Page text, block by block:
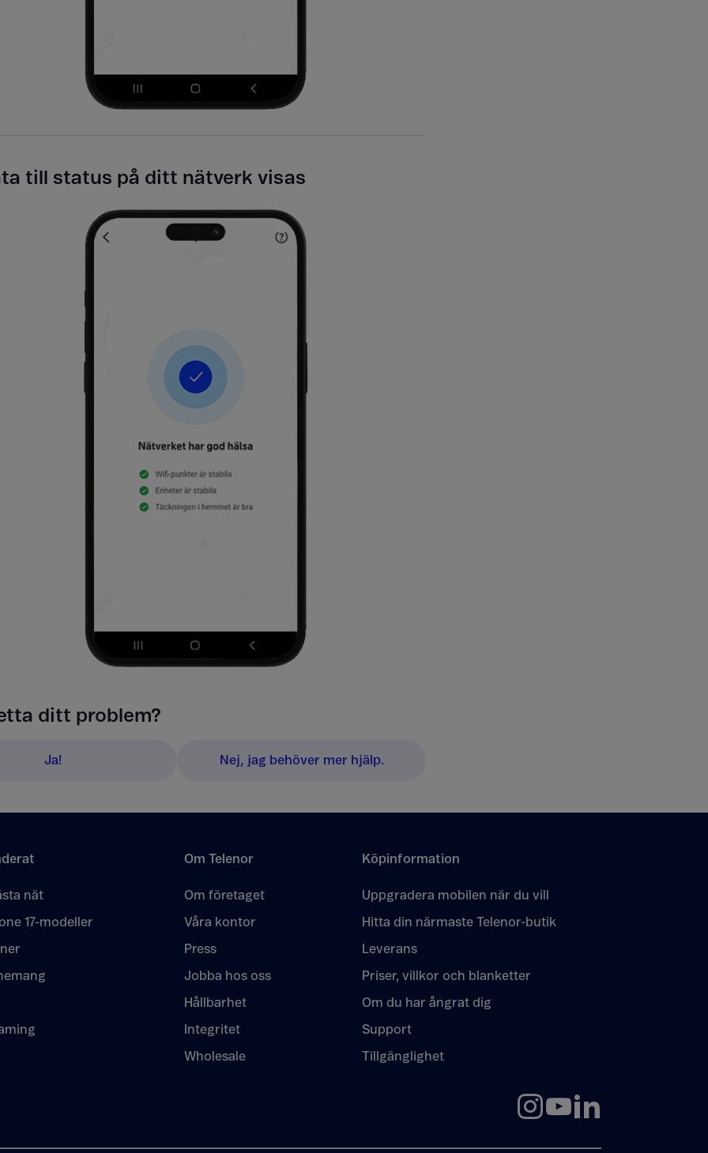
till status på ditt nätverk visas
ditt problem?
Ja! Nej, jag behöver mer hjälp.
nät
17-modeller
Om Telenor
Om företaget
Våra kontor
Press
Jobba hos oss
Hållbarhet
Integritet
Wholesale
Köpinformation
Uppgradera mobilen när du vill
Hitta din närmaste Telenor-butik
Leverans
Priser, villkor och blanketter
Om du har ångrat dig
Support
Tillgänglighet